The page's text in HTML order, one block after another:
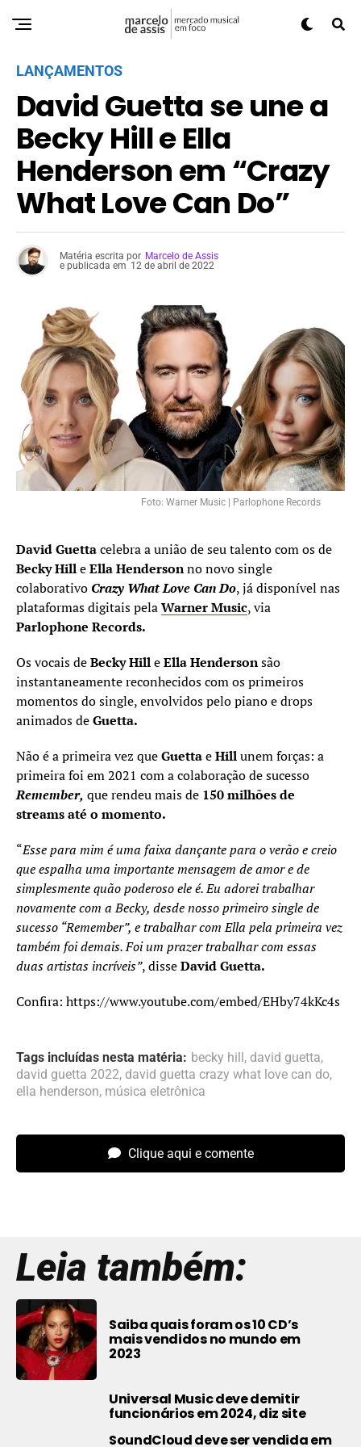
LANÇAMENTOS
David Guetta se une a
Becky Hill e Ella
Henderson em “Crazy
What Love Can Do”
Matéria escrita por Marcelo de Assis
e publicada em 12 de abril de 2022
Foto: Warner Music | Parlophone Records
David Guettacelebra a união de seu talento com os de
Becky HilleElla Hendersonno novo single
colaborativo Crazy What Love Can Do, já disponível nas
plataformas digitais pelaWarner Music, via
Parlophone Records.
Os vocais deBecky HilleElla Hendersonsão
instantaneamente reconhecidos com os primeiros
momentos do single, envolvidos pelo piano e drops
animados deGuetta.
Não é a primeira vez queGuettaeHillunem forças: a
primeira foi em 2021 com a colaboração de sucesso
Remember, que rendeu mais de 150 milhões de
streams até o momento.
“Esse para mim é uma faixa dançante para o verão e creio
que espalha uma importante mensagem de amor e de
simplesmente quão poderoso ele é. Eu adorei trabalhar
novamente com a Becky, desde nosso primeiro single de
sucesso “Remember”, e trabalhar com Ella pela primeira vez
também foi demais. Foi um prazer trabalhar com essas
duas artistas incríveis”, disseDavid Guetta.
Confira: https://www.youtube.com/embed/EHby74kKc4s
Tags incluídas nesta matéria: becky hill, david guetta,
david guetta 2022, david guetta crazy what love can do,
ella henderson, música eletrônica
Clique aqui e comente
Leia também:
Saiba quais foram os 10 CD’s
mais vendidos no mundo em
2023
Universal Music deve demitir
funcionários em 2024, diz site
SoundCloud deve ser vendida em